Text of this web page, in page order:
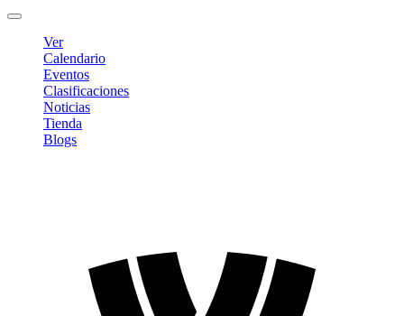
Ver
Calendario
Eventos
Clasificaciones
Noticias
Tienda
Blogs